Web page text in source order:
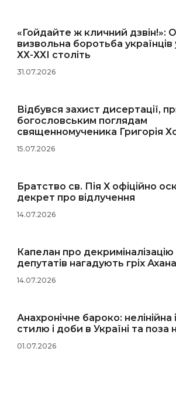
«Гойдайте ж кличний дзвін!»:
визвольна боротьба
ХХ-ХХІ століть
31.07.2026
Відбувся захист дисертації,
богословським поглядам
священномученика Григорія
15.07.2026
Братство св. Пія X офіційно
декрет про відлучення
14.07.2026
Капелан про декриміналізацію
депутатів нагадують гріх Ахана
14.07.2026
Анахронічне бароко: нелінійна
стилю і доби в Україні та поза
01.07.2026